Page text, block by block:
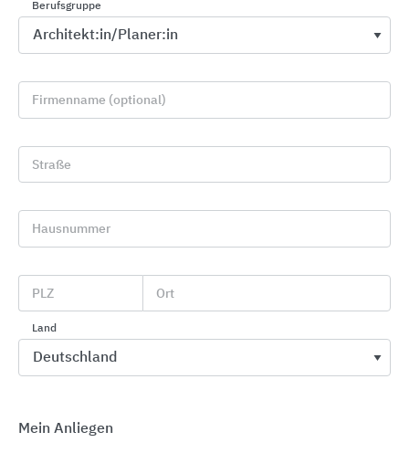
Direkter Kontakt zu "SPRENG"
phone
Berufsgruppe
Firmenname (optional)
Straße
Hausnummer
PLZ Ort
Land
Mein Anliegen